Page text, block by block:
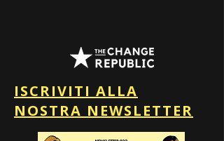
ISCRIVITI ALLA
NOSTRA NEWSLETTER